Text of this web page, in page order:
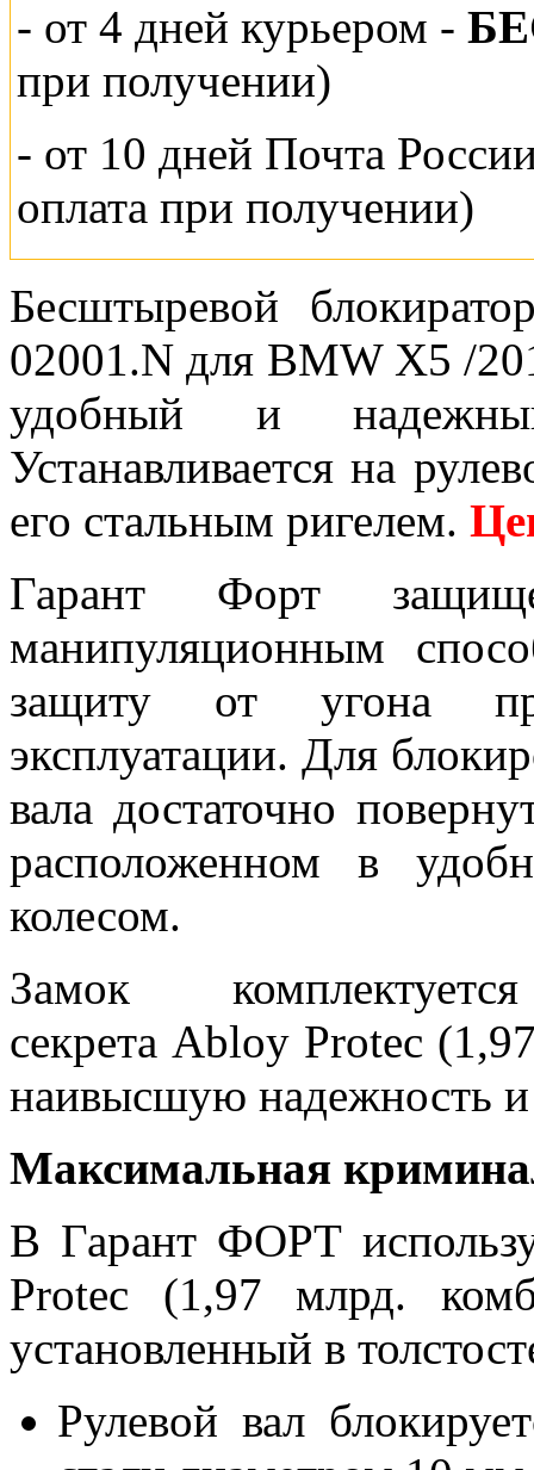
- от 4 дней курьером -
при получении)
- от 10 дней Почта
оплата при получении)
Бесштыревой
02001.N для BMW X5 /
удобный и
Устанавливается на
его стальным ригелем.
Гарант Форт
манипуляционным
защиту от угона
эксплуатации. Для
вала достаточно
расположенном в
колесом.
Замок
секрета Abloy Protec
наивысшую надежность
Максимальная
В Гарант ФОРТ
Protec (1,97 млрд.
установленный в
Рулевой вал